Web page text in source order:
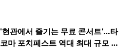
'현관에서 즐기는 무료 콘서트'…타
코마 포치페스트 역대 최대 규모 개